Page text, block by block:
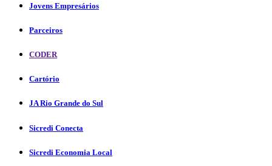
Jovens Empresários
Parceiros
CODER
Cartório
JA Rio Grande do Sul
Sicredi Conecta
Sicredi Economia Local